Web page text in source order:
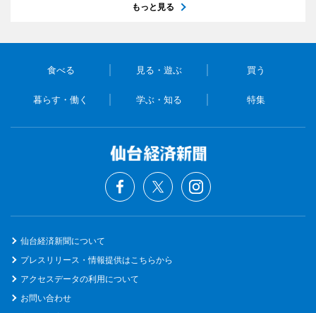
もっと見る
食べる 見る・遊ぶ 買う
暮らす・働く 学ぶ・知る 特集
仙台経済新聞について
プレスリリース・情報提供はこちらから
アクセスデータの利用について
お問い合わせ